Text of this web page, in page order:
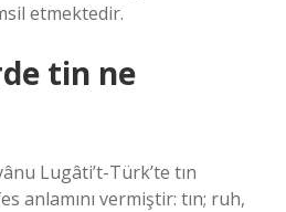
etmektedir.
tin ne
Lugâti’t-Türk’te tın
anlamını vermiştir: tın; ruh,